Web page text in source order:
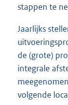
stappen te
Jaarlijks
de (grote)
integrale
volgende